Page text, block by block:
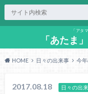
「アタ
「あたま
HOME 日々の出来事 今
2017.08.18 日々の出